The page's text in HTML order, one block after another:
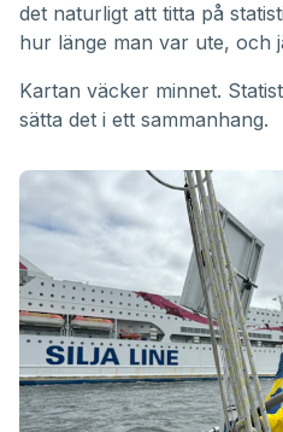
det naturligt att titta på
hur länge man var ute, och
Kartan väcker minnet.
sätta det i ett sammanhang.